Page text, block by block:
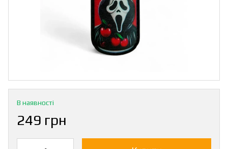
В наявності
249 грн